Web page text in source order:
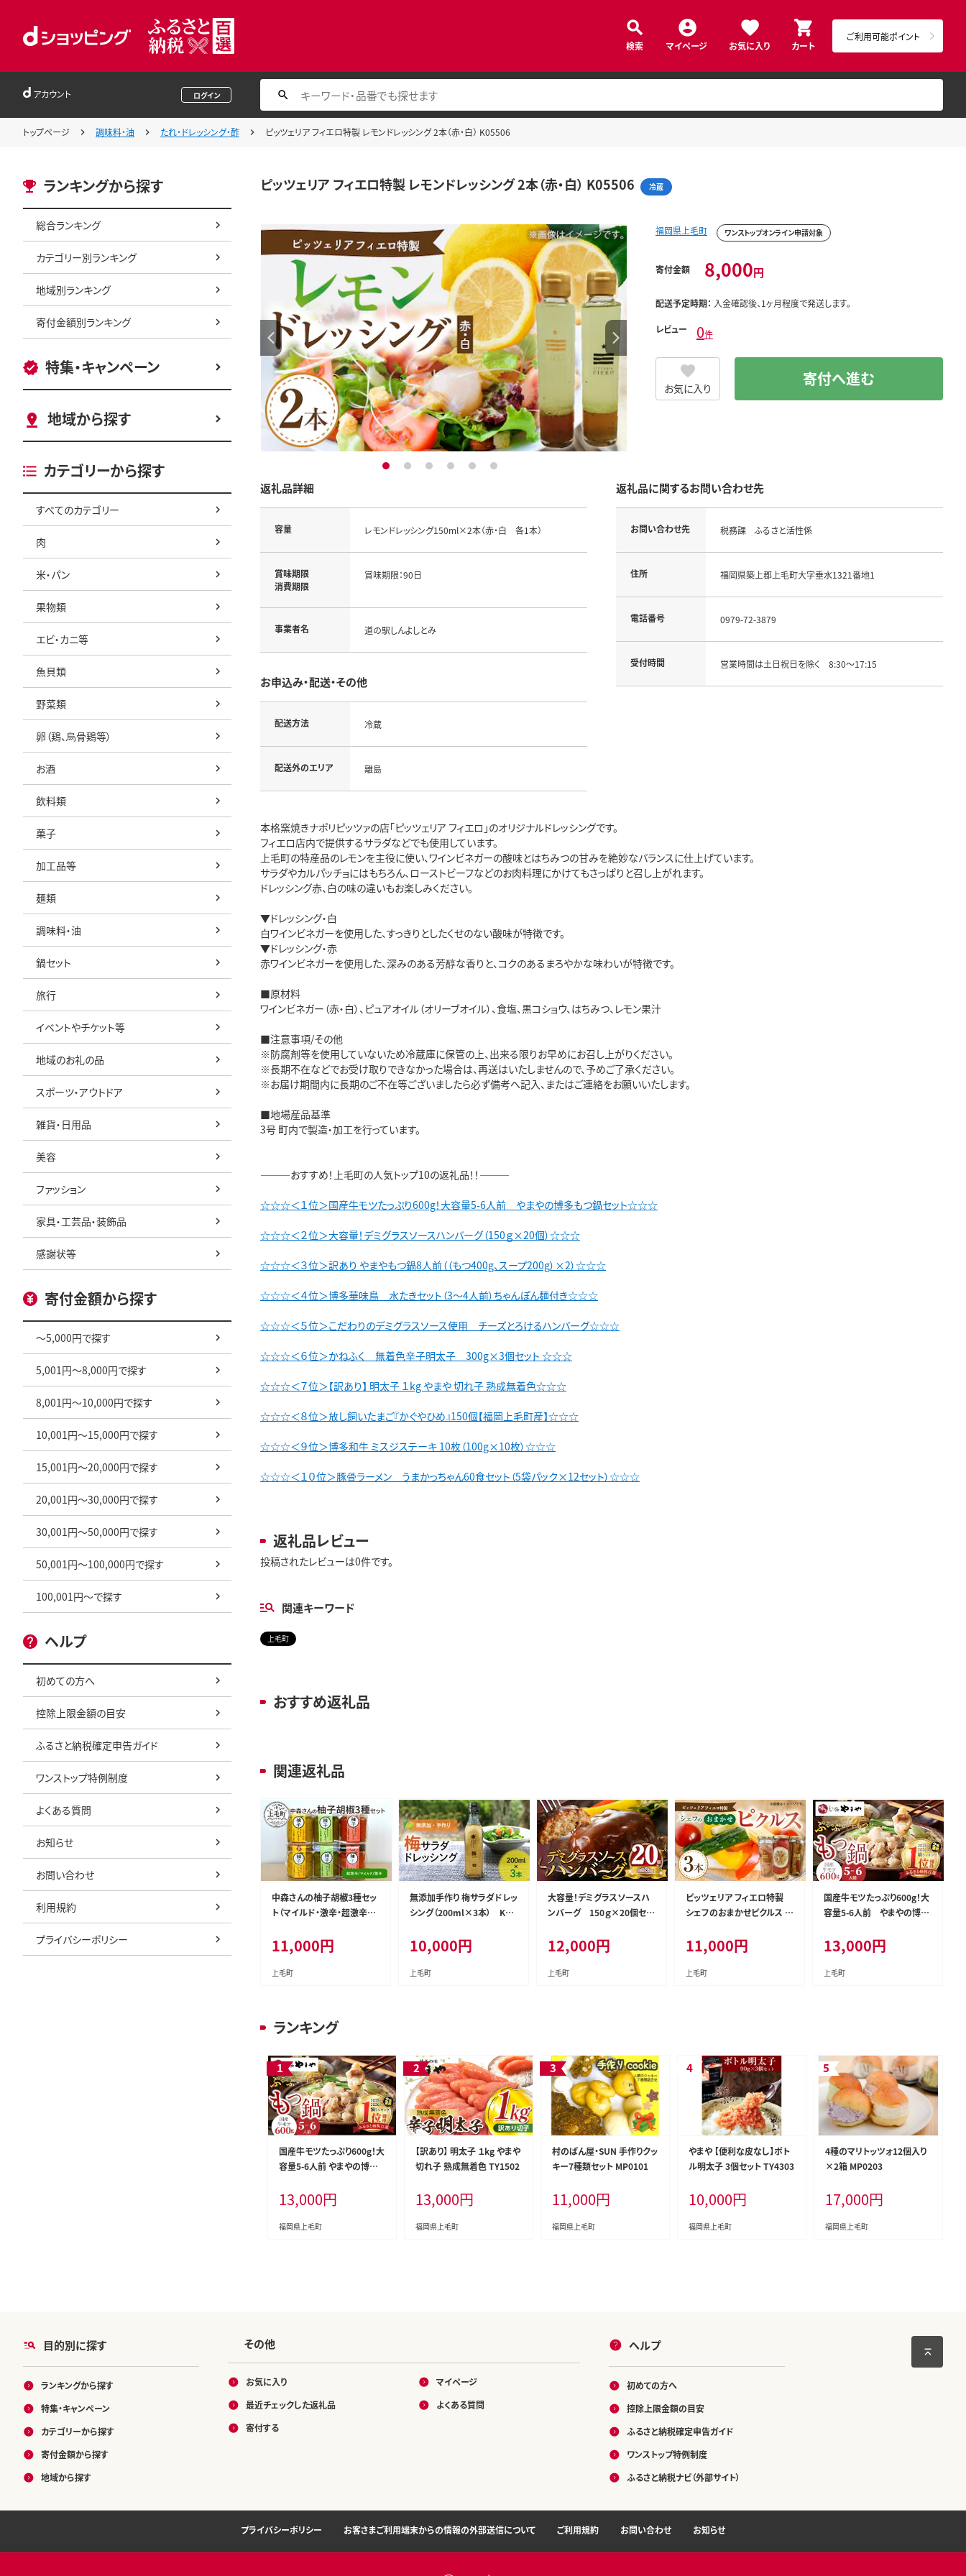
検索 マイページ お気に入り カート
ご利用可能ポイント
アカウント ログイン
トップページ 調味料・油 たれ・ドレッシング・酢 ピッツェリア フィエロ特製 レモンドレッシング 2本（赤・白） K05506
ランキングから探す
総合ランキング
カテゴリー別ランキング
地域別ランキング
寄付金額別ランキング
特集・キャンペーン
地域から探す
カテゴリーから探す
すべてのカテゴリー
肉
米・パン
果物類
エビ・カニ等
魚貝類
野菜類
卵（鶏、烏骨鶏等）
お酒
飲料類
菓子
加工品等
麺類
調味料・油
鍋セット
旅行
イベントやチケット等
地域のお礼の品
スポーツ・アウトドア
雑貨・日用品
美容
ファッション
家具・工芸品・装飾品
感謝状等
寄付金額から探す
～5,000円で探す
5,001円～8,000円で探す
8,001円～10,000円で探す
10,001円～15,000円で探す
15,001円～20,000円で探す
20,001円～30,000円で探す
30,001円～50,000円で探す
50,001円～100,000円で探す
100,001円～で探す
ヘルプ
初めての方へ
控除上限金額の目安
ふるさと納税確定申告ガイド
ワンストップ特例制度
よくある質問
お知らせ
お問い合わせ
利用規約
プライバシーポリシー
ピッツェリア フィエロ特製 レモンドレッシング 2本（赤・白） K05506 冷蔵
1 2 3 4 5 6
福岡県上毛町 ワンストップオンライン申請対象
寄付金額 8,000円
配送予定時期： 入金確認後、1ヶ月程度で発送します。
レビュー 0件
お気に入り 寄付へ進む
返礼品詳細
容量 レモンドレッシング150ml×2本（赤・白 各1本）
賞味期限
消費期限
賞味期限：90日
事業者名 道の駅しんよしとみ
お申込み・配送・その他
配送方法 冷蔵
配送外のエリア 離島
返礼品に関するお問い合わせ先
お問い合わせ先 税務課 ふるさと活性係
住所 福岡県築上郡上毛町大字垂水1321番地1
電話番号 0979-72-3879
受付時間 営業時間は土日祝日を除く 8:30～17:15
本格窯焼きナポリピッツァの店「ピッツェリア フィエロ」のオリジナルドレッシングです。
フィエロ店内で提供するサラダなどでも使用しています。
上毛町の特産品のレモンを主役に使い、ワインビネガーの酸味とはちみつの甘みを絶妙なバランスに仕上げています。
サラダやカルパッチョにはもちろん、ローストビーフなどのお肉料理にかけてもさっぱりと召し上がれます。
ドレッシング赤、白の味の違いもお楽しみください。
▼ドレッシング・白
白ワインビネガーを使用した、すっきりとしたくせのない酸味が特徴です。
▼ドレッシング・赤
赤ワインビネガーを使用した、深みのある芳醇な香りと、コクのあるまろやかな味わいが特徴です。
■原材料
ワインビネガー（赤・白）、ピュアオイル（オリーブオイル）、食塩、黒コショウ、はちみつ、レモン果汁
■注意事項/その他
※防腐剤等を使用していないため冷蔵庫に保管の上、出来る限りお早めにお召し上がりください。
※長期不在などでお受け取りできなかった場合は、再送はいたしませんので、予めご了承ください。
※お届け期間内に長期のご不在等ございましたら必ず備考へ記入、またはご連絡をお願いいたします。
■地場産品基準
3号 町内で製造・加工を行っています。
―――おすすめ！上毛町の人気トップ10の返礼品！！―――
☆☆☆＜１位＞国産牛モツたっぷり600g！大容量5-6人前 やまやの博多もつ鍋セット☆☆☆
☆☆☆＜２位＞大容量！デミグラスソースハンバーグ（150ｇ×20個）☆☆☆
☆☆☆＜３位＞訳あり やまやもつ鍋8人前（（もつ400g、スープ200g）×2）☆☆☆
☆☆☆＜４位＞博多華味鳥 水たきセット（3～4人前）ちゃんぽん麺付き☆☆☆
☆☆☆＜５位＞こだわりのデミグラスソース使用 チーズとろけるハンバーグ☆☆☆
☆☆☆＜６位＞かねふく 無着色辛子明太子 300g×3個セット ☆☆☆
☆☆☆＜７位＞【訳あり】 明太子 １kg やまや 切れ子 熟成無着色☆☆☆
☆☆☆＜８位＞放し飼いたまご『かぐやひめ』150個【福岡上毛町産】☆☆☆
☆☆☆＜９位＞博多和牛 ミスジステーキ 10枚（100g×10枚）☆☆☆
☆☆☆＜１０位＞豚骨ラーメン うまかっちゃん60食セット（5袋パック×12セット）☆☆☆
返礼品レビュー
投稿されたレビューは0件です。
関連キーワード
上毛町
おすすめ返礼品
関連返礼品
中森さんの柚子胡椒3種セッ
ト（マイルド・激辛・超激辛）
11,000円
上毛町
無添加手作り 梅サラダドレッ
シング（200ml×3本） K02
10,000円
上毛町
大容量！デミグラスソースハ
ンバーグ 150ｇ×20個セッ
12,000円
上毛町
ピッツェリア フィエロ特製
シェフのおまかせピクルス 3
11,000円
上毛町
国産牛モツたっぷり600g！大
容量5-6人前 やまやの博多
13,000円
上毛町
ランキング
国産牛モツたっぷり600g！大
容量5-6人前 やまやの博多
13,000円
福岡県上毛町
【訳あり】 明太子 １kg やまや
切れ子 熟成無着色 TY1502
13,000円
福岡県上毛町
村のぱん屋・SUN 手作りクッ
キー7種類セット MP0101
11,000円
福岡県上毛町
やまや 【便利な皮なし】ボト
ル明太子 3個セット TY4303
10,000円
福岡県上毛町
4種のマリトッツォ12個入り
×2箱 MP0203
17,000円
福岡県上毛町
目的別に探す
ランキングから探す
特集・キャンペーン
カテゴリーから探す
寄付金額から探す
地域から探す
その他
お気に入り
最近チェックした返礼品
寄付する
マイページ
よくある質問
ヘルプ
初めての方へ
控除上限金額の目安
ふるさと納税確定申告ガイド
ワンストップ特例制度
ふるさと納税ナビ（外部サイト）
プライバシーポリシー お客さまご利用端末からの情報の外部送信について ご利用規約 お問い合わせ お知らせ